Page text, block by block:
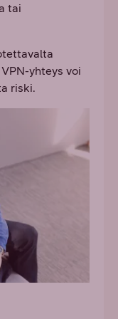
tai
yhteys voi
riski.